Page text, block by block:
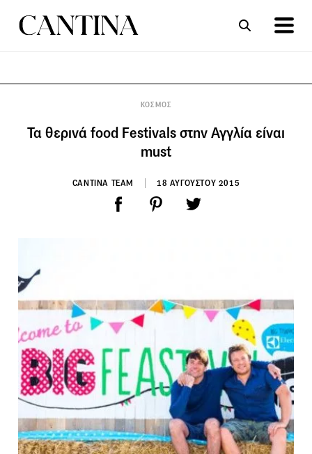
KΟΣΜΟΣ
Τα θερινά food Festivals στην Αγγλία είναι
must
CANTINA TEAM 18 ΑΥΓΟΥΣΤΟΥ 2015